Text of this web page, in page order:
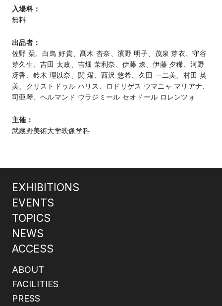
入場料：
無料
出品者：
佐野 栞、白鳥 好貴、髙木 杏奈、濱野 明子、茂泉 芽衣、守谷
芽久生、吉田 太政、吉畑 茉利奈、伊藤 燎、伊藤 夕稀、河野
冴香、鈴木 理以奈、関 燿、西沢 悠希、久田 一二美、村田 英
美、クリストドゥル ハリス、ロドリゲス ウマニャ マリアナ、
司亜琴、ヘルマンド ウラジミール セオドール ロレンツォ
主催：
武蔵野美術大学映像学科
EXHIBITIONS
EVENTS
TOPICS
NEWS
ACCESS
ABOUT
FACILITIES
PRESS